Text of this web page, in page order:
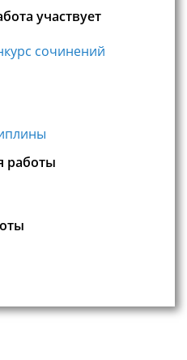
участвует
сочинений
работы